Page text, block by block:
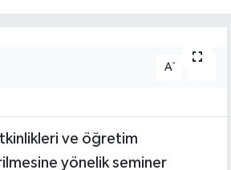
A-
ve öğretim
yönelik seminer